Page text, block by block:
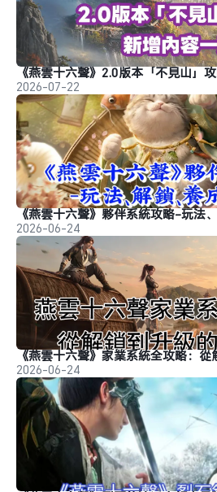
2026-07-22
《燕雲十六聲》夥伴系統攻略-玩法
2026-06-24
《燕雲十六聲》家業系統全攻略：
2026-06-24